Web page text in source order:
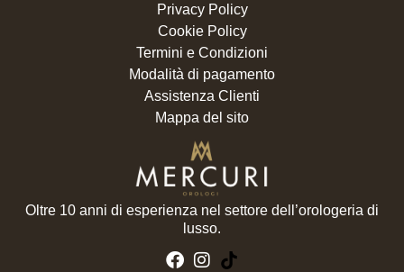
Privacy Policy
Cookie Policy
Termini e Condizioni
Modalità di pagamento
Assistenza Clienti
Mappa del sito
Oltre 10 anni di esperienza nel settore dell’orologeria di
lusso.